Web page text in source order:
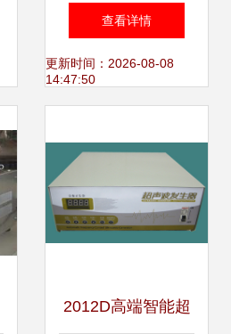
幅调整指南 精确控
制确保熔接质量
查看详情
更新时间：2026-08-08
14:47:50
2012D高端智能超